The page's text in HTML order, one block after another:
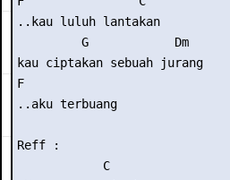
..kau luluh lantakan
         G            Dm
kau ciptakan sebuah jurang
F
..aku terbuang
Reff :
            C